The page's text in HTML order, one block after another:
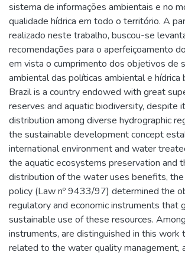
sistema de informações ambientais e no
qualidade hídrica em todo o território. A
realizado neste trabalho, buscou-se
recomendações para o aperfeiçoamento
em vista o cumprimento dos objetivos de
ambiental das políticas ambiental e hídrica
Brazil is a country endowed with great
reserves and aquatic biodiversity, despite
distribution among diverse hydrographic
the sustainable development concept
international environment and water
the aquatic ecosystems preservation and
distribution of the water uses benefits,
policy (Law nº 9433/97) determined the
regulatory and economic instruments that
sustainable use of these resources.
instruments, are distinguished in this work
related to the water quality management,